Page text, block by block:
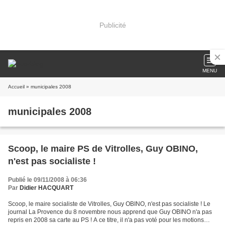
Publicité
MENU
Accueil » municipales 2008
municipales 2008
Scoop, le maire PS de Vitrolles, Guy OBINO,
n'est pas socialiste !
Publié le 09/11/2008 à 06:36
Par Didier HACQUART
Scoop, le maire socialiste de Vitrolles, Guy OBINO, n'est pas socialiste ! Le
journal La Provence du 8 novembre nous apprend que Guy OBINO n'a pas
repris en 2008 sa carte au PS ! A ce titre, il n'a pas voté pour les motions